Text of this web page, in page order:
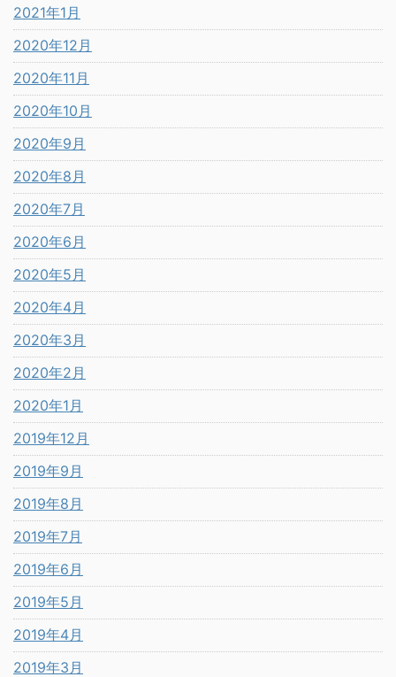
2021年1月
2020年12月
2020年11月
2020年10月
2020年9月
2020年8月
2020年7月
2020年6月
2020年5月
2020年4月
2020年3月
2020年2月
2020年1月
2019年12月
2019年9月
2019年8月
2019年7月
2019年6月
2019年5月
2019年4月
2019年3月